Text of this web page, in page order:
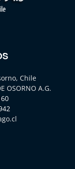
Chile
OSORNO A.G.